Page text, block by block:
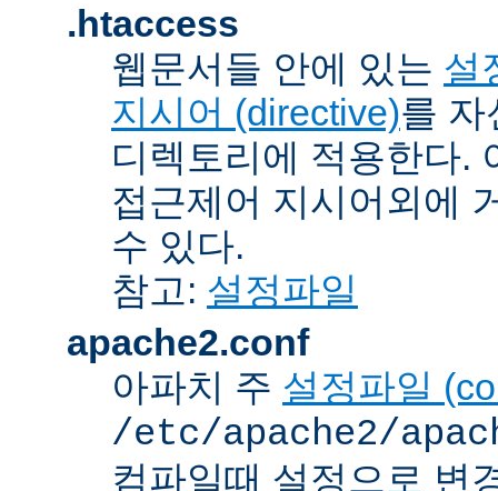
.htaccess
웹문서들 안에 있는 설
지시어 (directive)를 자
디렉토리에 적용한다.
접근제어 지시어외에
수 있다.
참고: 설정파일
apache2.conf
아파치 주 설정파일
/etc/apache2/
컴파일때 설정으로 변